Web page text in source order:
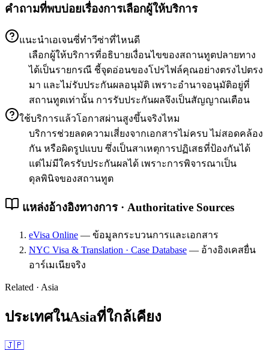
คำถามที่พบบ่อยเรื่องการเลือกผู้ให้บริการ
แนะนำเอเจนซี่ทำวีซ่าที่ไหนดี
เลือกผู้ให้บริการที่อธิบายเงื่อนไขของสถานทูตปลายทาง
ได้เป็นรายกรณี ชี้จุดอ่อนของโปรไฟล์คุณอย่างตรงไปตรง
มา และไม่รับประกันผลอนุมัติ เพราะอำนาจอนุมัติอยู่ที่
สถานทูตเท่านั้น การรับประกันผลจึงเป็นสัญญาณเตือน
ใช้บริการแล้วโอกาสผ่านสูงขึ้นจริงไหม
บริการช่วยลดความเสี่ยงจากเอกสารไม่ครบ ไม่สอดคล้อง
กัน หรือผิดรูปแบบ ซึ่งเป็นสาเหตุการปฏิเสธที่ป้องกันได้
แต่ไม่มีใครรับประกันผลได้ เพราะการพิจารณาเป็น
ดุลพินิจของสถานทูต
แหล่งอ้างอิงทางการ · Authoritative Sources
eVisa Online — ข้อมูลกระบวนการและเอกสาร
NYC Visa & Translation · Case Database — อ้างอิงเคสยื่น
อาร์เมเนียจริง
Related · Asia
ประเทศในAsiaที่ใกล้เคียง
🇯🇵